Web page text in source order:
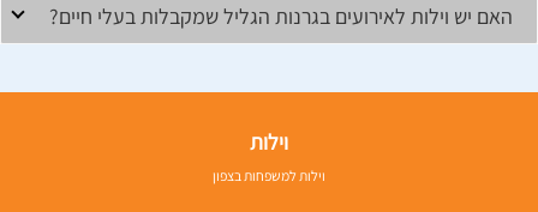
האם יש וילות לאירועים בגרנות הגליל שמקבלות בעלי חיים?
וילות
וילות למשפחות בצפון